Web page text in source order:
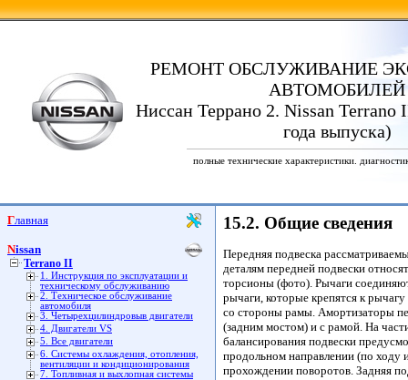
РЕМОНТ ОБСЛУЖИВАНИЕ
АВТОМОБИЛЕЙ
Ниссан Террано 2. Nissan Terrano
года выпуска)
полные технические характеристики.
Главная
Nissan
Terrano II
1. Инструкция по эксплуатации и
техническому обслуживанию
2. Техническое обслуживание
автомобиля
3. Четырехцилиндровыв двигатели
4. Двигатели VS
5. Все двигатели
6. Системы охлаждения, отопления,
вентиляции и кондиционирования
7. Топливная и выхлопная системы
15.2. Общие сведения
Передняя подвеска
деталям передней подвески
торсионы (фото). Рычаги
рычаги, которые крепятся к
со стороны рамы. Амортизаторы
(задним мостом) и с рамой. На
балансирования подвески
продольном направлении (по ходу
прохождении поворотов. Задняя